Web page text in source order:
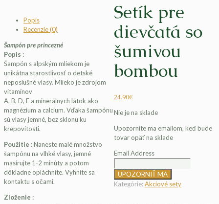
Setík pre
dievčatá so
šumivou
bombou
24.90€
Nie je na sklade
Upozornite ma emailom, keď bude
tovar opäť na sklade
Email Address
Kategórie:Akciové sety
Popis
Recenzie (0)
Šampón pre princezné
Popis :
Šampón s alpským mliekom je
unikátna starostlivosť o detské
neposlušné vlasy. Mlieko je zdrojom
vitamínov
A, B, D, E a minerálnych látok ako
magnézium a calcium. Vďaka šampónu
sú vlasy jemné, bez sklonu ku
krepovitosti.
Použitie : Naneste malé množstvo
šampónu na vlhké vlasy, jemné
masírujte 1-2 minúty a potom
dôkladne opláchnite. Vyhnite sa
kontaktu s očami.
Zloženie :